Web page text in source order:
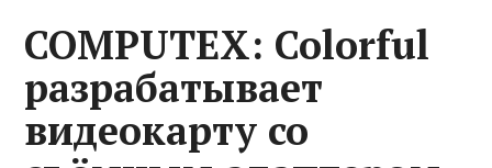
COMPUTEX: Colorful
разрабатывает
видеокарту со